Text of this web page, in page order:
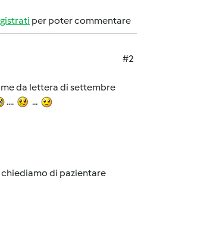
per poter commentare
#2
da lettera di settembre
.... ...
di pazientare